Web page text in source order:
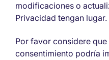
modificaciones o
Privacidad tengan lugar.
Por favor considere que
consentimiento podría